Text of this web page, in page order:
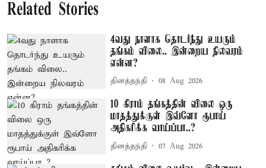
Related Stories
4வது நாளாக தொடர்ந்து உயரும்
தங்கம் விலை.. இன்றைய நிலவரம்
என்ன?
தினத்தந்தி 08 Aug 2026
10 கிராம் தங்கத்தின் விலை ஒரு
மாதத்துக்குள் இவ்ளோ ரூபாய்
அதிகரிக்க வாய்ப்பா..?
தினத்தந்தி 07 Aug 2026